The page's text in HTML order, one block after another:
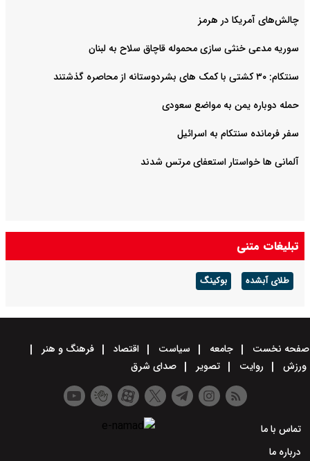
چالش‌های آمریکا در هرمز
سوریه مدعی خنثی سازی محموله قاچاق سلاح به لبنان
سنتکام: ۳۰ کشتی با کمک های بشردوستانه از محاصره گذشتند
حمله دوباره یمن به مواضع سعودی
سفر فرمانده سنتکام به اسرائیل
آلمانی ها خواستار استعفای مرتس شدند
تبلیغات متنی
طلای آبشده بوکینگ
صفحه نخست جامعه سیاست اقتصاد
فرهنگ و هنر
ورزش
روایت تصویر صدای شرق
تماس با ما
درباره ما